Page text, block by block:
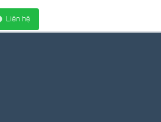
Liên hệ